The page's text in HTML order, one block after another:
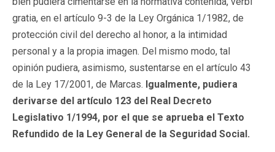
gratia, en el artículo 9-3 de la Ley Orgánica 1/1982, de
protección civil del derecho al honor, a la intimidad
personal y a la propia imagen. Del mismo modo, tal
opinión pudiera, asimismo, sustentarse en el artículo 43
de la Ley 17/2001, de Marcas. Igualmente, pudiera
derivarse del artículo 123 del Real Decreto
Legislativo 1/1994, por el que se aprueba el Texto
Refundido de la Ley General de la Seguridad Social.